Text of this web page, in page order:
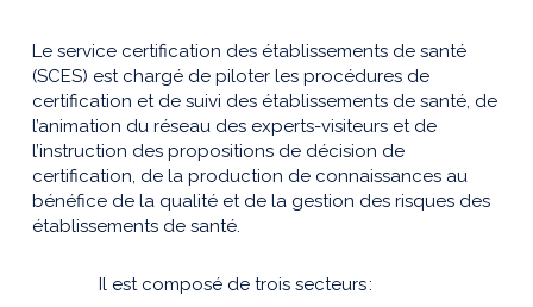
Le service certification des établissements de santé
(SCES) est chargé de piloter les procédures de
certification et de suivi des établissements de santé, de
l’animation du réseau des experts-visiteurs et de
l’instruction des propositions de décision de
certification, de la production de connaissances au
bénéfice de la qualité et de la gestion des risques des
établissements de santé.
Il est composé de trois secteurs :